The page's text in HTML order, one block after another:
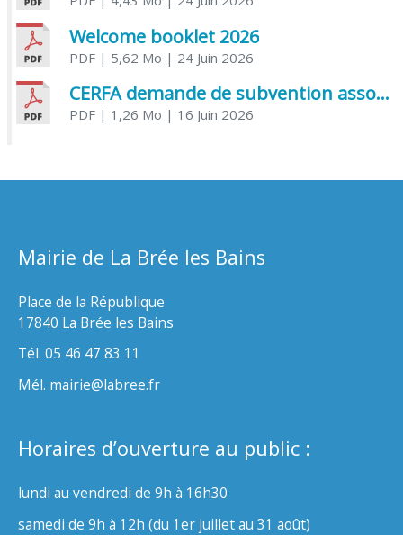
Welcome booklet 2026
PDF| 5,62 Mo | 24 Juin 2026
CERFA demande de subvention association
PDF| 1,26 Mo | 16 Juin 2026
Mairie de La Brée les Bains
Place de la République
17840 La Brée les Bains
Tél. 05 46 47 83 11
Mél. mairie@labree.fr
Horaires d’ouverture au public :
lundi au vendredi de 9h à 16h30
samedi de 9h à 12h (du 1er juillet au 31 août)